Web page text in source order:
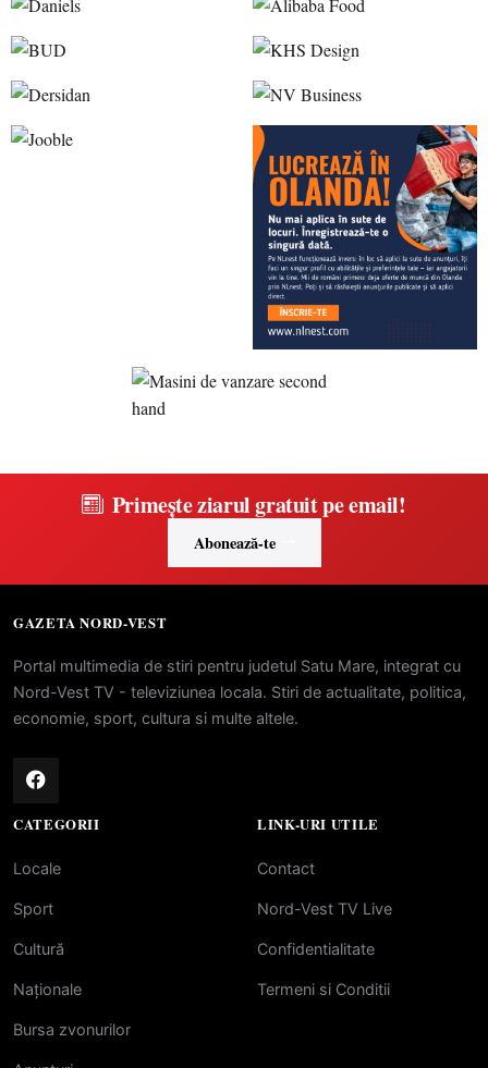
Primește ziarul gratuit pe email!
Abonează-te
GAZETA NORD-VEST
Portal multimedia de stiri pentru judetul Satu Mare, integrat cu
Nord-Vest TV - televiziunea locala. Stiri de actualitate, politica,
economie, sport, cultura si multe altele.
CATEGORII
Locale
Sport
Cultură
Naționale
Bursa zvonurilor
LINK-URI UTILE
Contact
Nord-Vest TV Live
Confidentialitate
Termeni si Conditii